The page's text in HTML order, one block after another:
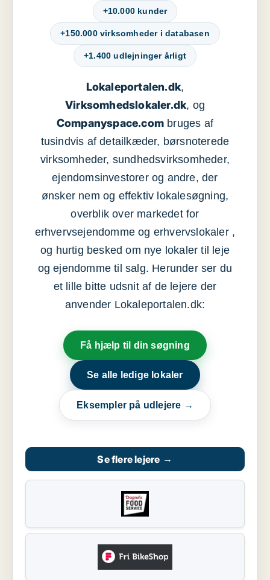
+10.000 kunder
+150.000 virksomheder i databasen
+1.400 udlejninger årligt
Lokaleportalen.dk,
Virksomhedslokaler.dk, og
Companyspace.com bruges af
tusindvis af detailkæder, børsnoterede
virksomheder, sundhedsvirksomheder,
ejendomsinvestorer og andre, der
ønsker nem og effektiv lokalesøgning,
overblik over markedet for
erhvervsejendomme og erhvervslokaler ,
og hurtig besked om nye lokaler til leje
og ejendomme til salg. Herunder ser du
et lille bitte udsnit af de lejere der
anvender Lokaleportalen.dk:
Få hjælp til din søgning
Se alle ledige lokaler
Eksempler på udlejere →
Se flere lejere →